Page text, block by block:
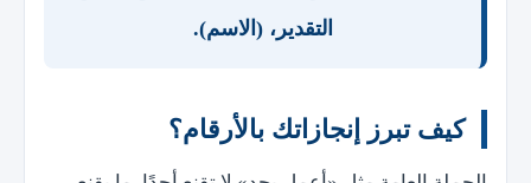
التقدير، (الاسم).
كيف تبرز إنجازاتك بالأرقام؟